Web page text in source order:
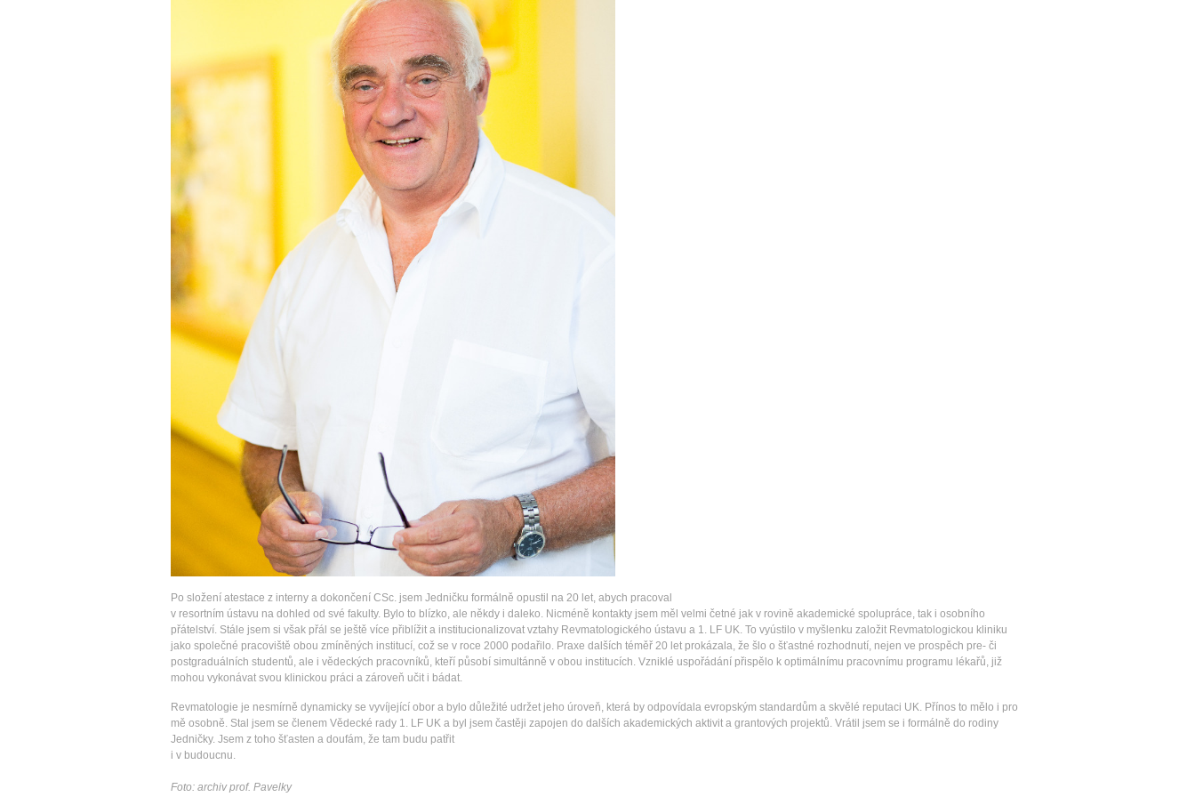
Po složení atestace z interny a dokončení CSc. jsem Jedničku formálně opustil na 20 let, abych pracoval
v resortním ústavu na dohled od své fakulty. Bylo to blízko, ale někdy i daleko. Nicméně kontakty jsem měl velmi četné jak v rovině akademické spolupráce, tak i osobního
přátelství. Stále jsem si však přál se ještě více přiblížit a institucionalizovat vztahy Revmatologického ústavu a 1. LF UK. To vyústilo v myšlenku založit Revmatologickou kliniku
jako společné pracoviště obou zmíněných institucí, což se v roce 2000 podařilo. Praxe dalších téměř 20 let prokázala, že šlo o šťastné rozhodnutí, nejen ve prospěch pre- či
postgraduálních studentů, ale i vědeckých pracovníků, kteří působí simultánně v obou institucích. Vzniklé uspořádání přispělo k optimálnímu pracovnímu programu lékařů, již
mohou vykonávat svou klinickou práci a zároveň učit i bádat.
Revmatologie je nesmírně dynamicky se vyvíjející obor a bylo důležité udržet jeho úroveň, která by odpovídala evropským standardům a skvělé reputaci UK. Přínos to mělo i pro
mě osobně. Stal jsem se členem Vědecké rady 1. LF UK a byl jsem častěji zapojen do dalších akademických aktivit a grantových projektů. Vrátil jsem se i formálně do rodiny
Jedničky. Jsem z toho šťasten a doufám, že tam budu patřit
i v budoucnu.
Foto: archiv prof. Pavelky